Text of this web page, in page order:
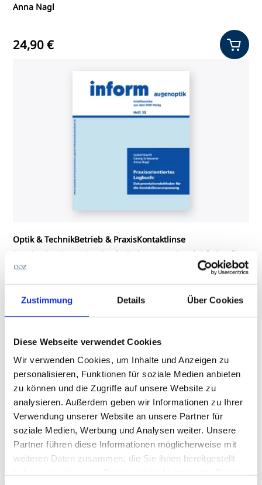
Zustimmung Details Über Cookies
Diese Webseite verwendet Cookies
Wir verwenden Cookies, um Inhalte und Anzeigen zu
personalisieren, Funktionen für soziale Medien anbieten
zu können und die Zugriffe auf unsere Website zu
analysieren. Außerdem geben wir Informationen zu Ihrer
Verwendung unserer Website an unsere Partner für
soziale Medien, Werbung und Analysen weiter. Unsere
Partner führen diese Informationen möglicherweise mit
weiteren Daten zusammen, die Sie ihnen bereitgestellt
Anna Nagl
24,90 €
Optik & TechnikBetrieb & PraxisKontaktlinse
Praxisorientiertes Logbuch: Dokumentationsleitfaden für
die Kontaktlinsenanpassung
16,90 €